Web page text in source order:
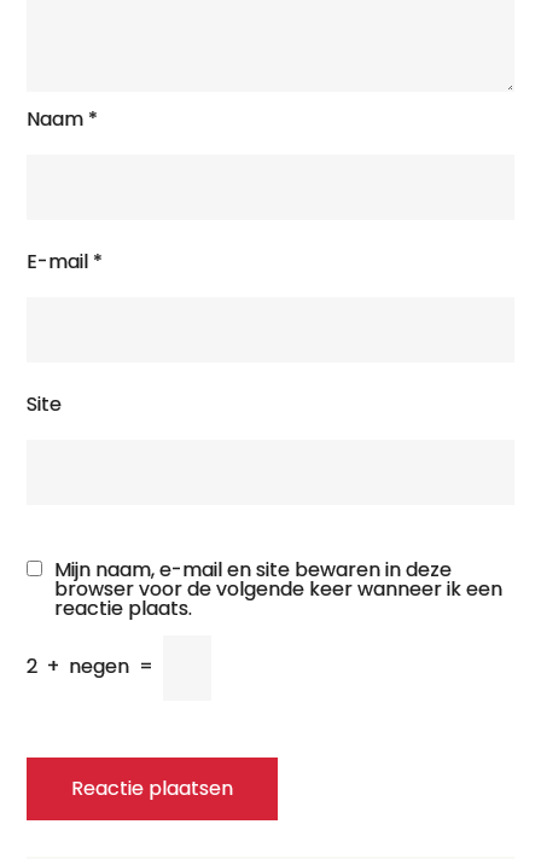
Naam *
E-mail *
Site
Mijn naam, e-mail en site bewaren in deze
browser voor de volgende keer wanneer ik een
reactie plaats.
2 + negen =